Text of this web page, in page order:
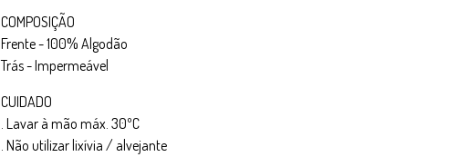
COMPOSIÇÃO
Frente - 100% Algodão
Trás - Impermeável
CUIDADO
. Lavar à mão máx. 30ºC
. Não utilizar lixívia / alvejante